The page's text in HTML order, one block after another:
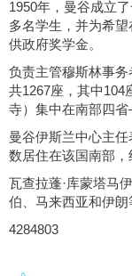
1950年，曼谷成立
多名学生，并为希
供政府奖学金。
负责主管穆斯林事
共1267座，其中104
寺）集中在南部四
曼谷伊斯兰中心主
数居住在该国南部
瓦查拉蓬·库蒙塔马
伯、马来西亚和伊
4284803